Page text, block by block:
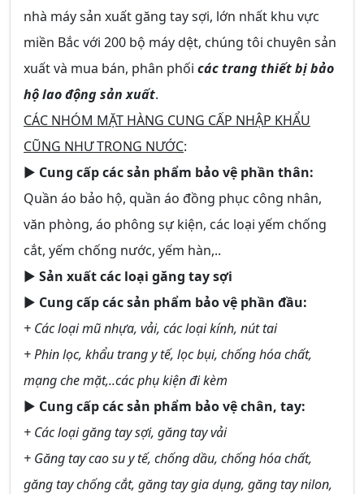
nhà máy sản xuất găng tay sợi, lớn nhất khu vực
miền Bắc với 200 bộ máy dệt, chúng tôi chuyên sản
xuất và mua bán, phân phối các trang thiết bị bảo
hộ lao động sản xuất.
CÁC NHÓM MẶT HÀNG CUNG CẤP NHẬP KHẨU
CŨNG NHƯ TRONG NƯỚC:
► Cung cấp các sản phẩm bảo vệ phần thân:
Quần áo bảo hộ, quần áo đồng phục công nhân,
văn phòng, áo phông sự kiện, các loại yếm chống
cắt, yếm chống nước, yếm hàn,..
► Sản xuất các loại găng tay sợi
► Cung cấp các sản phẩm bảo vệ phần đầu:
+ Các loại mũ nhựa, vải, các loại kính, nút tai
+ Phin lọc, khẩu trang y tế, lọc bụi, chống hóa chất,
mạng che mặt,..các phụ kiện đi kèm
► Cung cấp các sản phẩm bảo vệ chân, tay:
+ Các loại găng tay sợi, găng tay vải
+ Găng tay cao su y tế, chống dầu, chống hóa chất,
găng tay chống cắt, găng tay gia dụng, găng tay nilon,